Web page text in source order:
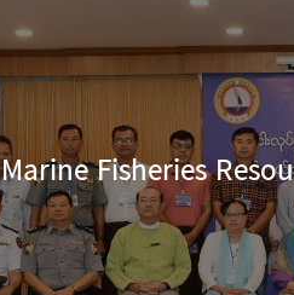
Marine Fisheries